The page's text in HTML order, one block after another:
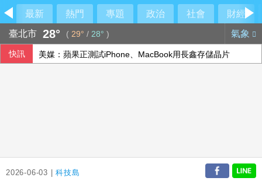
最新 熱門 專題 政治 社會
財經
臺北市 28° ( 29° / 28° ) 氣象
快訊 美媒：蘋果正測試iPhone、MacBook用長鑫存儲晶片
2026-06-03 |科技島